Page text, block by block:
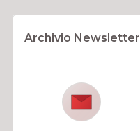
Archivio Newsletter